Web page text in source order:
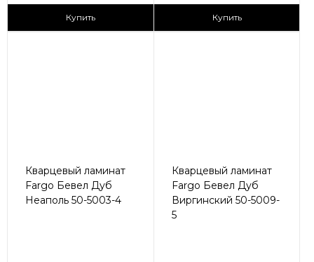
2
Купить
2
Купить
Кварцевый ламинат
Fargo Бевел Дуб
Неаполь 50-5003-4
Кварцевый ламинат
Fargo Бевел Дуб
Виргинский 50-5009-
5